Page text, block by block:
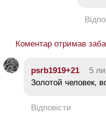
Коментар отримав
psrb1919+21 5
Золотой человек,
Відповісти